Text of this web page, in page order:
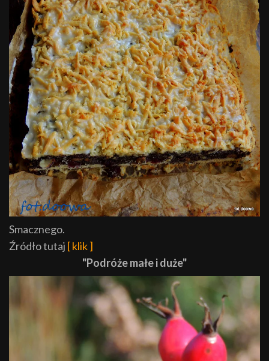
Smacznego.
Źródło tutaj [ klik ]
"Podróże małe i duże"